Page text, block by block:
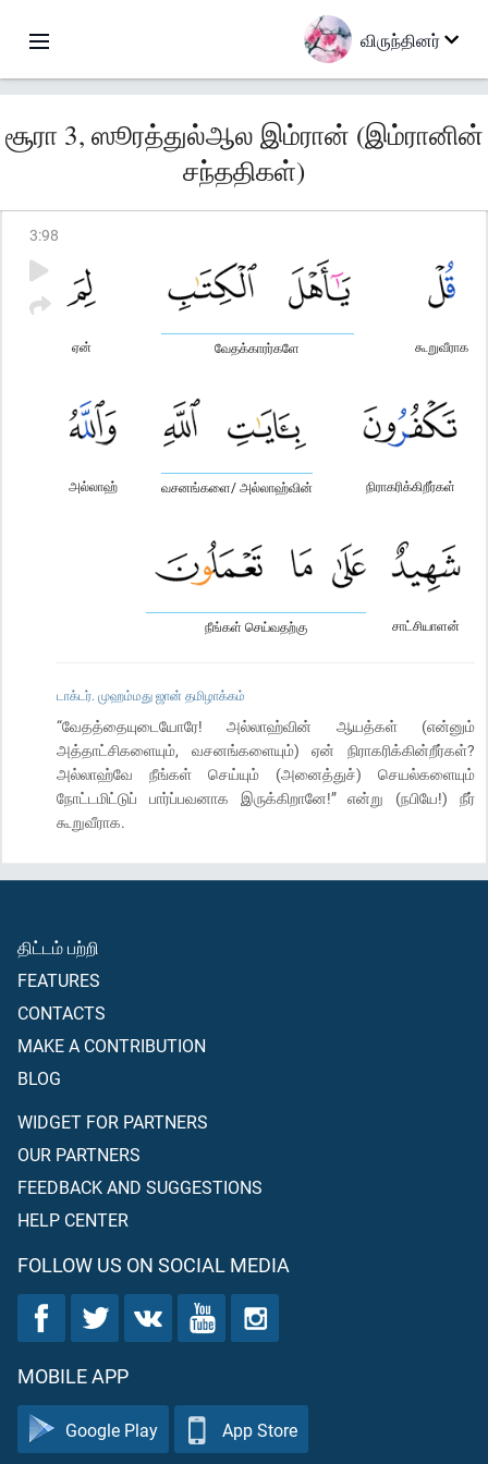
விருந்தினர்
சூரா 3, ஸூரத்துல்ஆல இம்ரான் (இம்ரானின்
சந்ததிகள்)
3:98
கூறுவீராக
வேதக்காரர்களே
ஏன்
நிராகரிக்கிறீர்கள்
வசனங்களை/ அல்லாஹ்வின்
அல்லாஹ்
சாட்சியாளன்
நீங்கள் செய்வதற்கு
டாக்டர். முஹம்மது ஜான் தமிழாக்கம்
“வேதத்தையுடையோரே! அல்லாஹ்வின் ஆயத்கள் (என்னும்
அத்தாட்சிகளையும், வசனங்களையும்) ஏன் நிராகரிக்கின்றீர்கள்?
அல்லாஹ்வே நீங்கள் செய்யும் (அனைத்துச்) செயல்களையும்
நோட்டமிட்டுப் பார்ப்பவனாக இருக்கிறானே!” என்று (நபியே!) நீர்
கூறுவீராக.
திட்டம் பற்றி
FEATURES
CONTACTS
MAKE A CONTRIBUTION
BLOG
WIDGET FOR PARTNERS
OUR PARTNERS
FEEDBACK AND SUGGESTIONS
HELP CENTER
FOLLOW US ON SOCIAL MEDIA
MOBILE APP
Google Play App Store